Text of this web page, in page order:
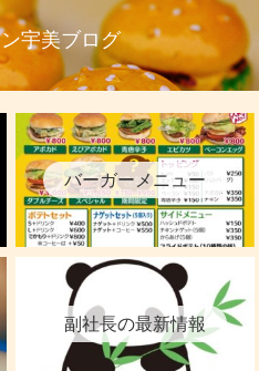
宇美ブログ
バーガーメニュー
副社長の最新情報